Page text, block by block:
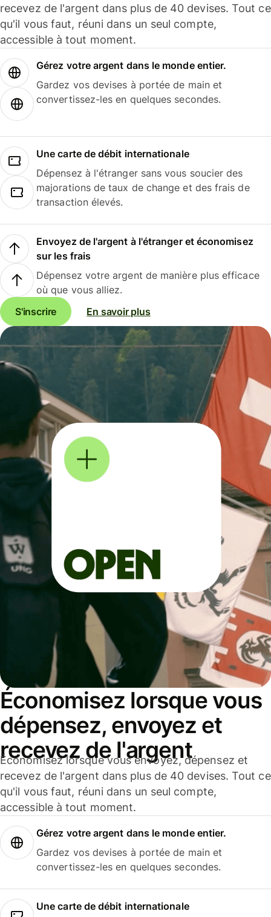
recevez de l'argent dans plus de 40 devises. Tout ce
qu'il vous faut, réuni dans un seul compte,
accessible à tout moment.
Gérez votre argent dans le monde entier.
Gardez vos devises à portée de main et
convertissez-les en quelques secondes.
Une carte de débit internationale
Dépensez à l'étranger sans vous soucier des
majorations de taux de change et des frais de
transaction élevés.
Envoyez de l'argent à l'étranger et économisez
sur les frais
Dépensez votre argent de manière plus efficace
où que vous alliez.
S'inscrire
En savoir plus
Économisez lorsque vous
dépensez, envoyez et
recevez de l'argent
Économisez lorsque vous envoyez, dépensez et
recevez de l'argent dans plus de 40 devises. Tout ce
qu'il vous faut, réuni dans un seul compte,
accessible à tout moment.
Gérez votre argent dans le monde entier.
Gardez vos devises à portée de main et
convertissez-les en quelques secondes.
Une carte de débit internationale